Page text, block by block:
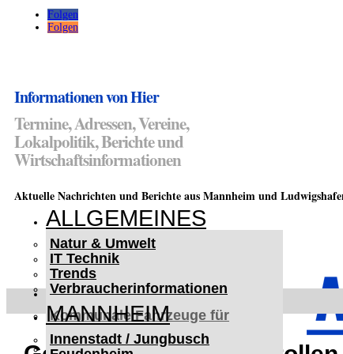
Folgen
Folgen
Informationen von Hier
Termine, Adressen, Vereine,
Lokalpolitik, Berichte und
Wirtschaftsinformationen
Aktuelle Nachrichten und Berichte aus Mannheim und
ALLGEMEINES
Natur & Umwelt
IT Technik
Trends
Verbraucherinformationen
MANNHEIM
Innenstadt / Jungbusch
< UKRAINE >
Kommunale Fahrzeuge für
Czernowitz
Nutzfahrzeuge für Czernowitz